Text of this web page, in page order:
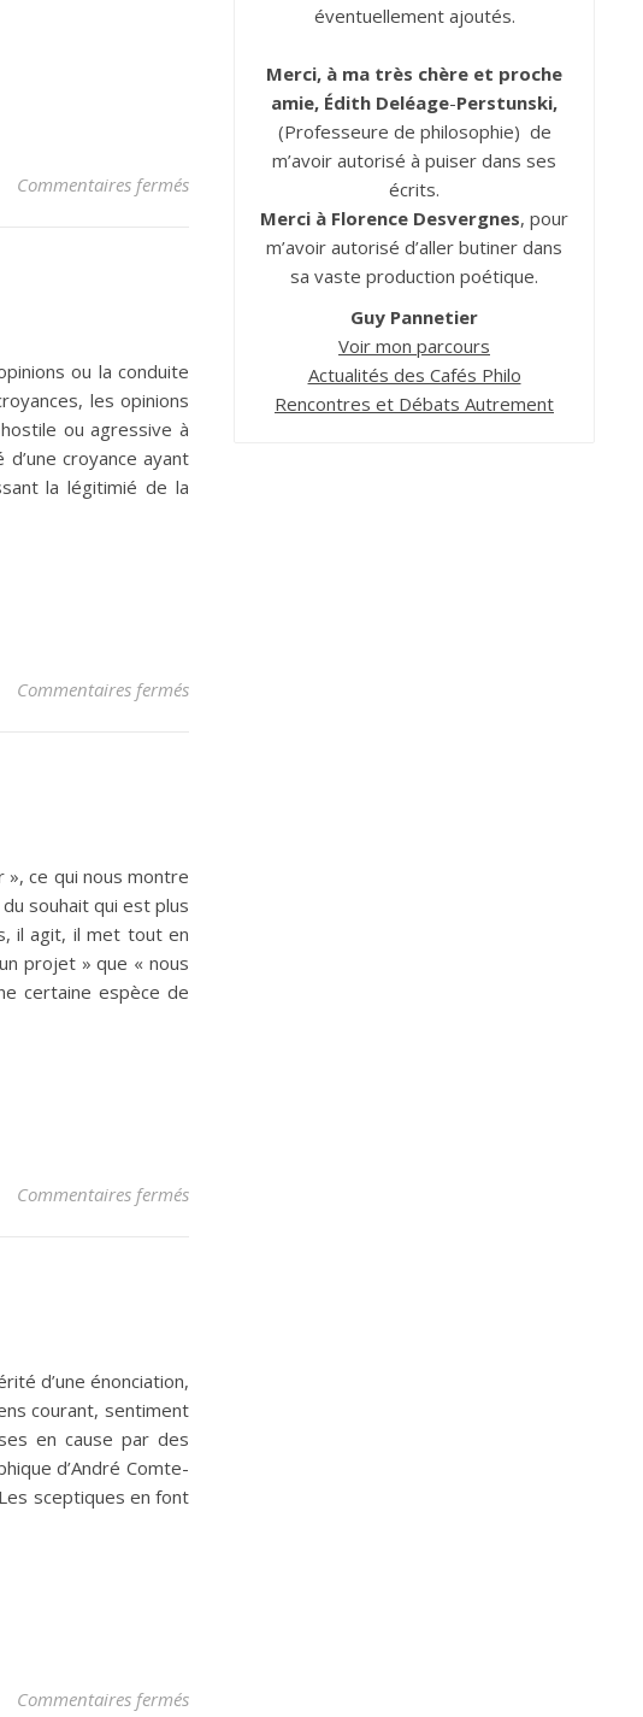
Commentaires ferméssur Laïcité
ou la conduite
les opinions
ou agressive à
croyance ayant
la légitimié de la
Commentaires ferméssur Intolérance
», ce qui nous montre
souhait qui est plus
il agit, il met tout en
projet » que « nous
certaine espèce de
Commentaires ferméssur Espoir, Espérance
d’une énonciation,
courant, sentiment
en cause par des
d’André Comte-
sceptiques en font
Commentaires ferméssur Doute
éventuellement ajoutés.
Merci, à ma très chère et proche
amie, Édith Deléage-Perstunski,
(Professeure de philosophie) de
m’avoir autorisé à puiser dans ses
écrits.
Merci à Florence Desvergnes, pour
m’avoir autorisé d’aller butiner dans
sa vaste production poétique.
Guy Pannetier
Voir mon parcours
Actualités des Cafés Philo
Rencontres et Débats Autrement